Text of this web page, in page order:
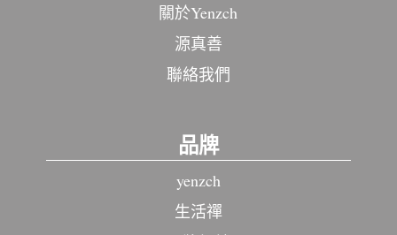
關於Yenzch
源真善
聯絡我們
品牌
yenzch
生活禪